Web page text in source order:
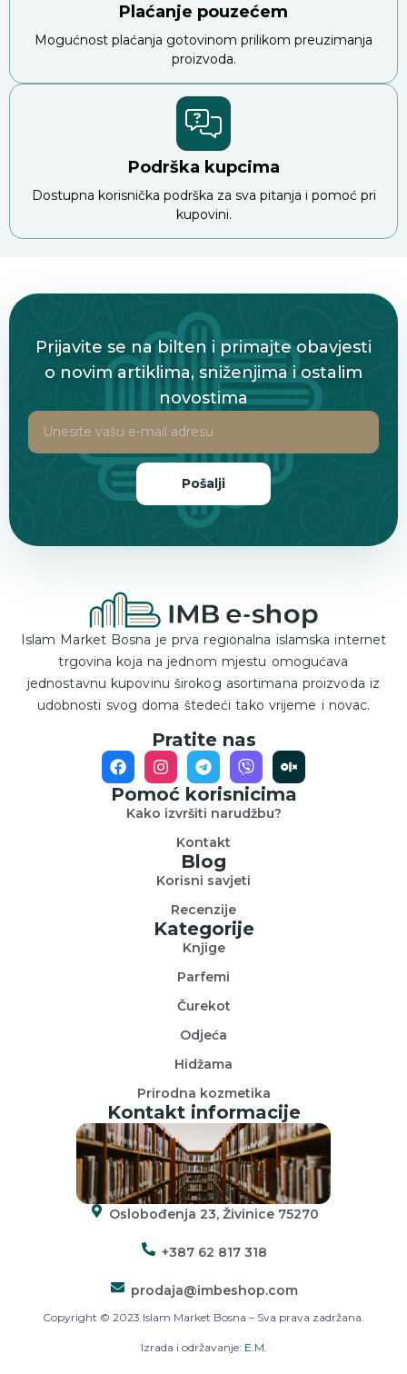
Plaćanje pouzećem
Mogućnost plaćanja gotovinom prilikom preuzimanja
proizvoda.
Podrška kupcima
Dostupna korisnička podrška za sva pitanja i pomoć pri
kupovini.
Prijavite se na bilten i primajte obavjesti
o novim artiklima, sniženjima i ostalim
novostima
Pošalji
Islam Market Bosna je prva regionalna islamska internet
trgovina koja na jednom mjestu omogućava
jednostavnu kupovinu širokog asortimana proizvoda iz
udobnosti svog doma štedeći tako vrijeme i novac.
Pratite nas
Pomoć korisnicima
Kako izvršiti narudžbu?
Kontakt
Blog
Korisni savjeti
Recenzije
Kategorije
Knjige
Parfemi
Čurekot
Odjeća
Hidžama
Prirodna kozmetika
Kontakt informacije
Oslobođenja 23, Živinice 75270
+387 62 817 318
prodaja@imbeshop.com
Copyright © 2023 Islam Market Bosna – Sva prava zadržana.
Izrada i održavanje: E.M.